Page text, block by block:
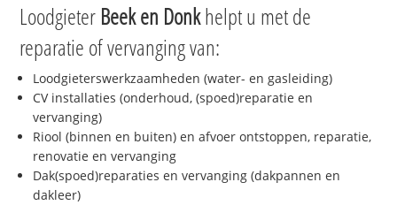
Loodgieter Beek en Donkhelpt u met de
reparatie of vervanging van:
Loodgieterswerkzaamheden (water- en gasleiding)
CV installaties (onderhoud, (spoed)reparatie en
vervanging)
Riool (binnen en buiten) en afvoer ontstoppen, reparatie,
renovatie en vervanging
Dak(spoed)reparaties en vervanging (dakpannen en
dakleer)